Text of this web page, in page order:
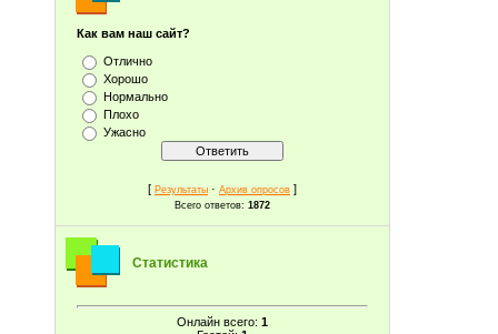
Как вам наш сайт?
Отлично
Хорошо
Нормально
Плохо
Ужасно
[ Результаты · Архив опросов ]
Всего ответов: 1872
Статистика
Онлайн всего: 1